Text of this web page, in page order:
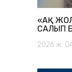
«АҚ
САЛЫП
2026 ж.